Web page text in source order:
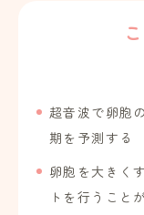
超音波で卵胞
期を予測する
卵胞を大きく
トを行うこと